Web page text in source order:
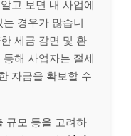
고 보면 내 사업에
경우가 많습니
세금 감면 및 환
해 사업자는 절세
자금을 확보할 수
규모 등을 고려하